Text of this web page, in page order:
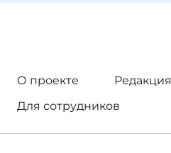
О проекте
Редакция
Для сотрудников